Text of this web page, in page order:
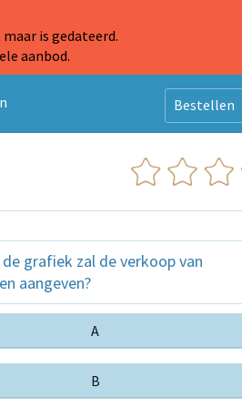
is gedateerd.
aanbod.
Bestellen
grafiek zal de verkoop van
aangeven?
A
B